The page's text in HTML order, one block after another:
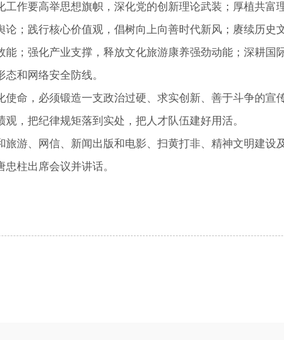
作要高举思想旗帜，深化党的创新理论武装；厚植共富
；践行核心价值观，倡树向上向善时代新风；赓续历史
；强化产业支撑，释放文化旅游康养强劲动能；深耕国
和网络安全防线。
，必须锻造一支政治过硬、求实创新、善于斗争的宣
，把纪律规矩落到实处，把人才队伍建好用活。
、网信、新闻出版和电影、扫黄打非、精神文明建设及
柱出席会议并讲话。